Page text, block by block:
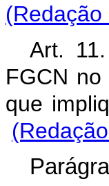
Art.
FGCN
que